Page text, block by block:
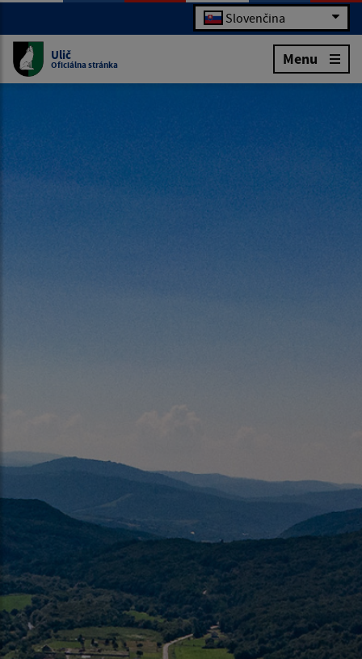
Slovenčina
Ulič
Oficiálna stránka Menu